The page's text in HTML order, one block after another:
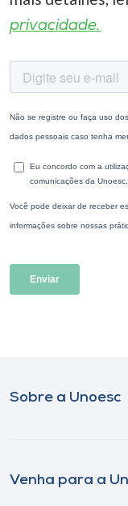
privacidade.
Sobre a Unoesc
Venha para a